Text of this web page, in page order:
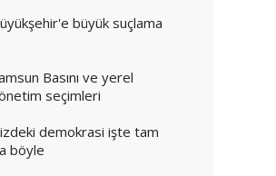
büyük suçlama
Basını ve yerel
seçimleri
demokrasi işte tam
böyle